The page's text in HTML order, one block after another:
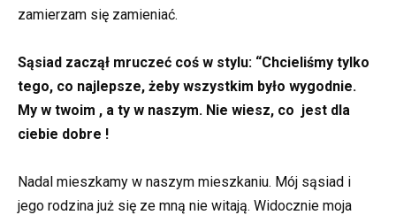
zamierzam się zamieniać.
Sąsiad zaczął mruczeć coś w stylu: “Chcieliśmy tylko
tego, co najlepsze, żeby wszystkim było wygodnie.
My w twoim , a ty w naszym. Nie wiesz, co jest dla
ciebie dobre !
Nadal mieszkamy w naszym mieszkaniu. Mój sąsiad i
jego rodzina już się ze mną nie witają. Widocznie moja